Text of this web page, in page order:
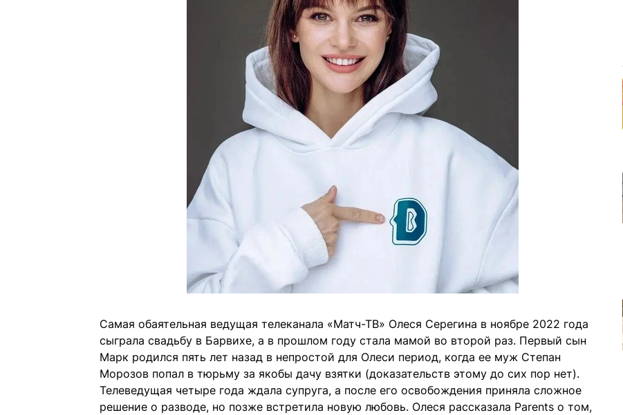
Самая обаятельная ведущая телеканала «Матч-ТВ» Олеся Серегина в ноябре 2022 года
сыграла свадьбу в Барвихе, а в прошлом году стала мамой во второй раз. Первый сын
Марк родился пять лет назад в непростой для Олеси период, когда ее муж Степан
Морозов попал в тюрьму за якобы дачу взятки (доказательств этому до сих пор нет).
Телеведущая четыре года ждала супруга, а после его освобождения приняла сложное
решение о разводе, но позже встретила новую любовь. Олеся рассказала Parents о том,